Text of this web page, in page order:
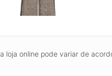
loja online pode variar de